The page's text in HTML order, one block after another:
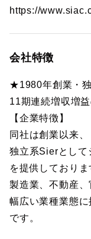
https://
会社特徴
★1980年創業・
11期連続増収増
【企業特徴】
同社は創業以来、
独立系Sierとして
を提供しており
製造業、不動産、
幅広い業種業態
です。